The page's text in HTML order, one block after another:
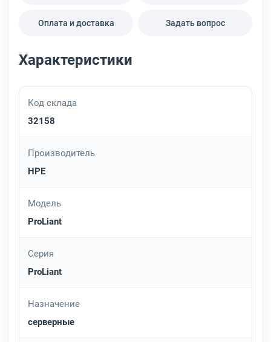
Оплата и доставка Задать вопрос
Характеристики
Код склада
32158
Производитель
HPE
Модель
ProLiant
Серия
ProLiant
Назначение
серверные